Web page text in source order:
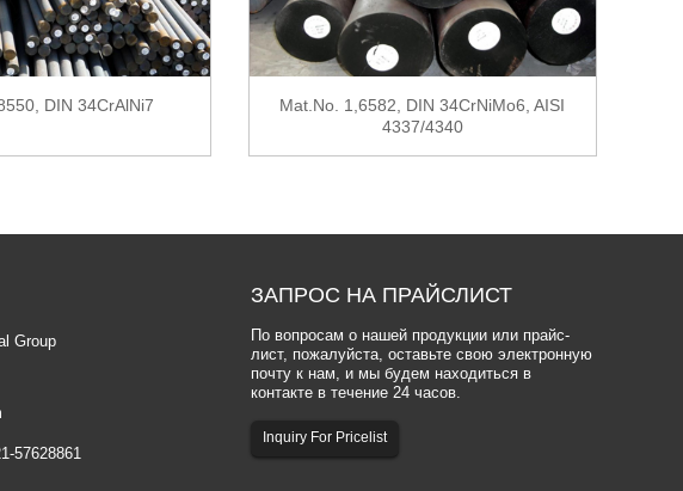
DIN 34CrAlNi7
Mat.No. 1,6582, DIN 34CrNiMo6, AISI
4337/4340
ЗАПРОС НА ПРАЙСЛИСТ
По вопросам о нашей продукции или прайс-
лист, пожалуйста, оставьте свою электронную
почту к нам, и мы будем находиться в
контакте в течение 24 часов.
Inquiry For Pricelist
Group
57628861